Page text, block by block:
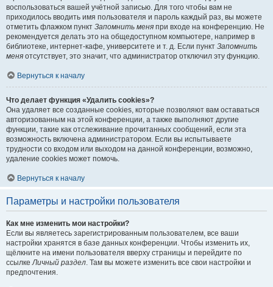
воспользоваться вашей учётной записью. Для того чтобы вам не
приходилось вводить имя пользователя и пароль каждый раз, вы можете
отметить флажком пункт Запомнить меня при входе на конференцию. Не
рекомендуется делать это на общедоступном компьютере, например в
библиотеке, интернет-кафе, университете и т. д. Если пункт Запомнить
меня отсутствует, это значит, что администратор отключил эту функцию.
Вернуться к началу
Что делает функция «Удалить cookies»?
Она удаляет все созданные cookies, которые позволяют вам оставаться
авторизованным на этой конференции, а также выполняют другие
функции, такие как отслеживание прочитанных сообщений, если эта
возможность включена администратором. Если вы испытываете
трудности со входом или выходом на данной конференции, возможно,
удаление cookies может помочь.
Вернуться к началу
Параметры и настройки пользователя
Как мне изменить мои настройки?
Если вы являетесь зарегистрированным пользователем, все ваши
настройки хранятся в базе данных конференции. Чтобы изменить их,
щёлкните на имени пользователя вверху страницы и перейдите по
ссылкеЛичный раздел. Там вы можете изменить все свои настройки и
предпочтения.